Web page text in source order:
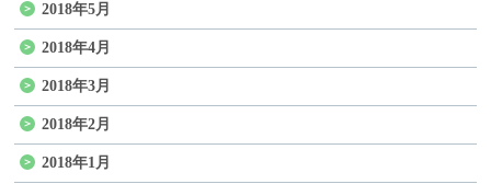
2018年5月
2018年4月
2018年3月
2018年2月
2018年1月